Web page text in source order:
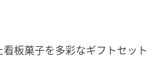
板菓子を多彩なギフトセット